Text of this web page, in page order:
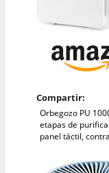
Compartir:
Orbegozo PU
etapas de
panel táctil,